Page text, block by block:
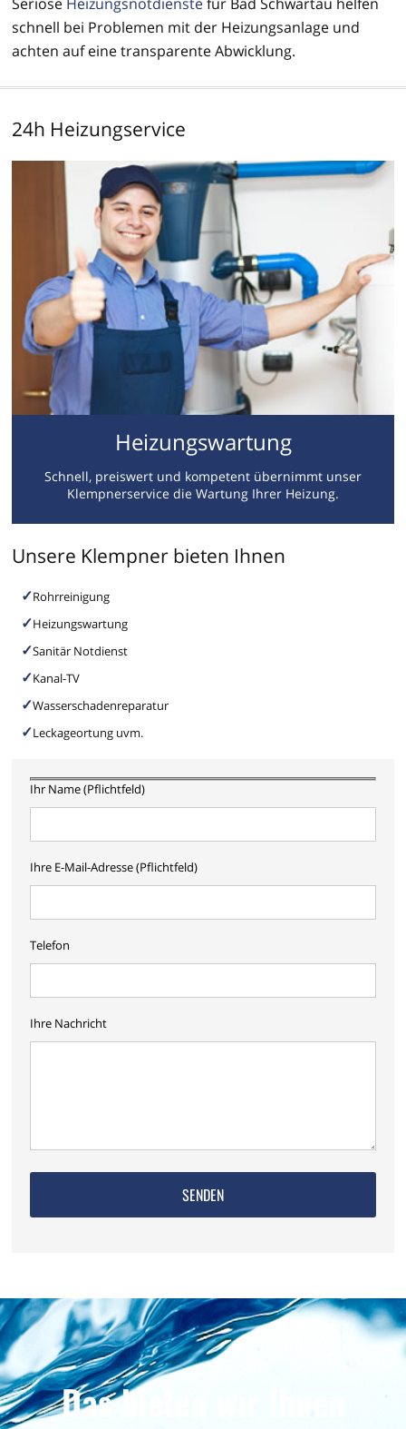
schnell bei Problemen mit der Heizungsanlage und
achten auf eine transparente Abwicklung.
24h Heizungservice
Heizungswartung
Schnell, preiswert und kompetent übernimmt unser
Klempnerservice die Wartung Ihrer Heizung.
Unsere Klempner bieten Ihnen
Rohrreinigung
Heizungswartung
Sanitär Notdienst
Kanal-TV
Wasserschadenreparatur
Leckageortung uvm.
Ihr Name (Pflichtfeld)
Ihre E-Mail-Adresse (Pflichtfeld)
Telefon
Ihre Nachricht
Das bieten wir Ihnen